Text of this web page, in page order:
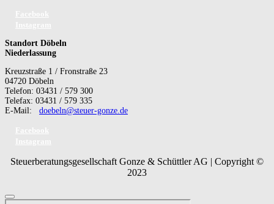
Standort Döbeln
Niederlassung
Kreuzstraße 1 / Fronstraße 23
04720 Döbeln
Telefon: 03431 / 579 300
Telefax: 03431 / 579 335
E-Mail: doebeln@steuer-gonze.de
Steuerberatungsgesellschaft Gonze & Schüttler AG | Copyright ©
2023